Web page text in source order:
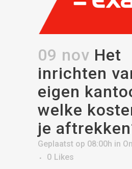
09 nov Het
inrichten
eigen
welke
je
Geplaatst op 08:00h in
0 Likes